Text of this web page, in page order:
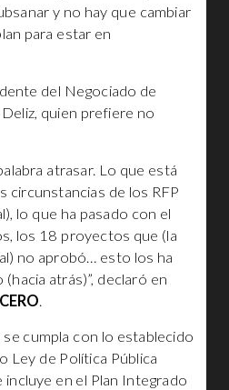
y no hay que cambiar
para estar en
del Negociado de
quien prefiere no
atrasar. Lo que está
circunstancias de los RFP
lo que ha pasado con el
los 18 proyectos que (la
no aprobó… esto los ha
atrás)”, declaró en
.
se cumpla con lo establecido
Ley de Política Pública
incluye en el Plan Integrado